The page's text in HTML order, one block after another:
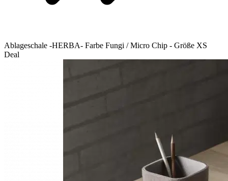
Ablageschale -HERBA- Farbe Fungi / Micro Chip - Größe XS
Deal